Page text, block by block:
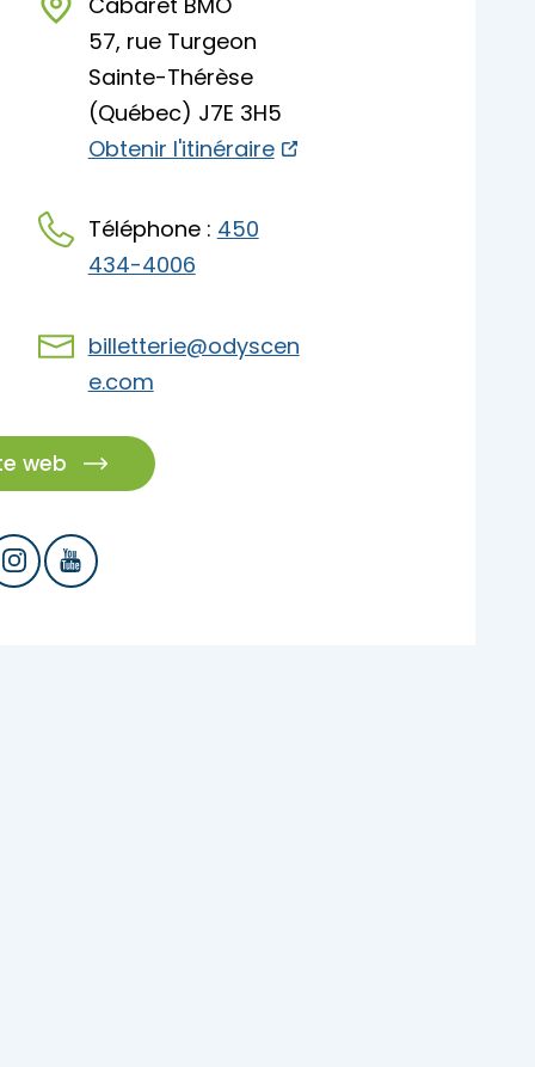
57, rue Turgeon
Sainte-Thérèse
(Québec) J7E 3H5
Obtenir l'itinéraire
Téléphone : 450
434-4006
billetterie@odyscen
e.com
web